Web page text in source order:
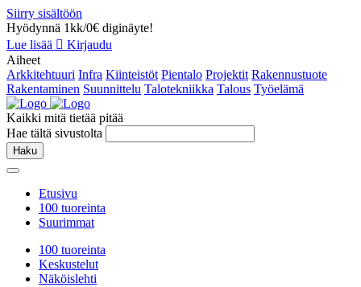
Siirry sisältöön
Hyödynnä 1kk/0€ diginäyte!
Lue lisää
Kirjaudu
Aiheet
Arkkitehtuuri Infra Kiinteistöt Pientalo Projektit Rakennustuote
Rakentaminen Suunnittelu Talotekniikka Talous Työelämä
Kaikki mitä tietää pitää
Hae tältä sivustolta
Haku
Etusivu
100 tuoreinta
Suurimmat
100 tuoreinta
Keskustelut
Näköislehti